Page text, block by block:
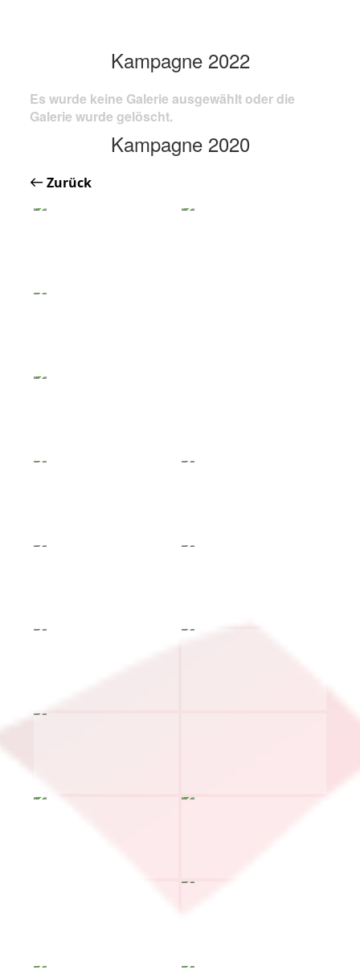
Kampagne 2022
Es wurde keine Galerie ausgewählt oder die
Galerie wurde gelöscht.
Kampagne 2020
Zurück